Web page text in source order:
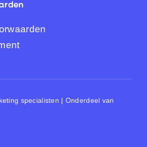
specialisten | Onderdeel van